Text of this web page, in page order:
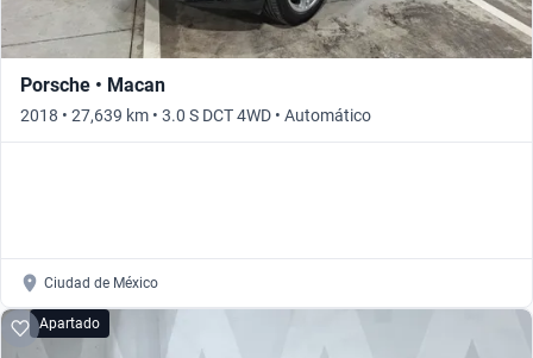
Porsche • Macan
2018 • 27,639 km • 3.0 S DCT 4WD • Automático
Ciudad de México
Apartado